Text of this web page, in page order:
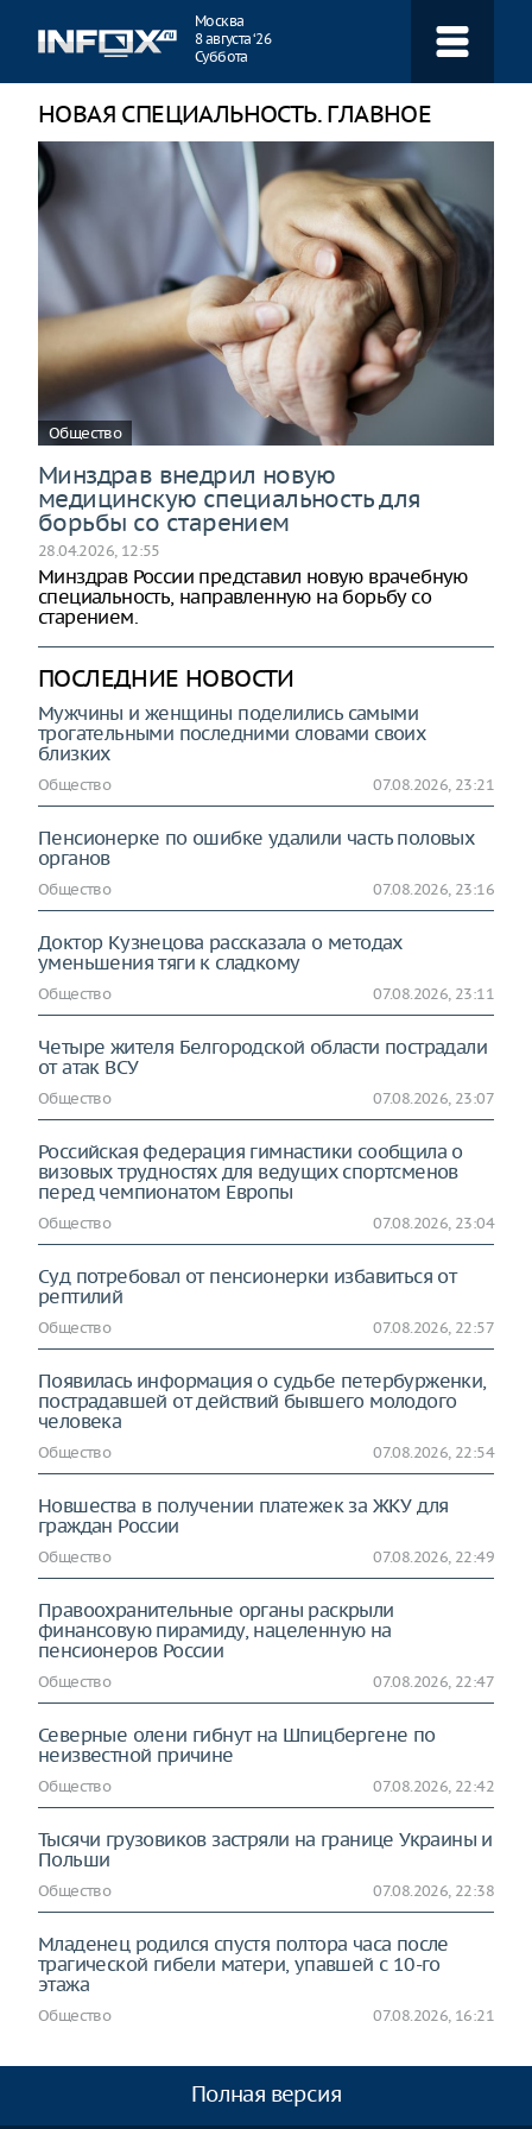
Москва
8 августа ‘26
Суббота
НОВАЯ СПЕЦИАЛЬНОСТЬ. ГЛАВНОЕ
Общество
Минздрав внедрил новую
медицинскую специальность для
борьбы со старением
28.04.2026, 12:55
Минздрав России представил новую врачебную
специальность, направленную на борьбу со
старением.
ПОСЛЕДНИЕ НОВОСТИ
Мужчины и женщины поделились самыми
трогательными последними словами своих
близких
Общество 07.08.2026, 23:21
Пенсионерке по ошибке удалили часть половых
органов
Общество 07.08.2026, 23:16
Доктор Кузнецова рассказала о методах
уменьшения тяги к сладкому
Общество 07.08.2026, 23:11
Четыре жителя Белгородской области пострадали
от атак ВСУ
Общество 07.08.2026, 23:07
Российская федерация гимнастики сообщила о
визовых трудностях для ведущих спортсменов
перед чемпионатом Европы
Общество 07.08.2026, 23:04
Суд потребовал от пенсионерки избавиться от
рептилий
Общество 07.08.2026, 22:57
Появилась информация о судьбе петербурженки,
пострадавшей от действий бывшего молодого
человека
Общество 07.08.2026, 22:54
Новшества в получении платежек за ЖКУ для
граждан России
Общество 07.08.2026, 22:49
Правоохранительные органы раскрыли
финансовую пирамиду, нацеленную на
пенсионеров России
Общество 07.08.2026, 22:47
Северные олени гибнут на Шпицбергене по
неизвестной причине
Общество 07.08.2026, 22:42
Тысячи грузовиков застряли на границе Украины и
Польши
Общество 07.08.2026, 22:38
Младенец родился спустя полтора часа после
трагической гибели матери, упавшей с 10-го
этажа
Общество 07.08.2026, 16:21
Полная версия